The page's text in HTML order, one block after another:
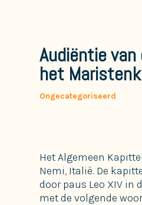
Audiëntie
het
Ongecategoriseerd
Het Algemeen
Nemi, Italië. De
door paus Leo XIV in
met de volgende